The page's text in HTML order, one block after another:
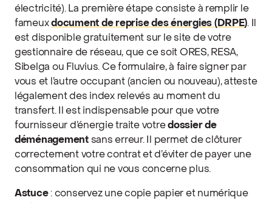
électricité). La première étape consiste à remplir le
fameuxdocument de reprise des énergies (DRPE). Il
est disponible gratuitement sur le site de votre
gestionnaire de réseau, que ce soit ORES, RESA,
Sibelga ou Fluvius. Ce formulaire, à faire signer par
vous et l’autre occupant (ancien ou nouveau), atteste
légalement des index relevés au moment du
transfert. Il est indispensable pour que votre
fournisseur d’énergie traite votredossier de
déménagement sans erreur. Il permet de clôturer
correctement votre contrat et d’éviter de payer une
consommation qui ne vous concerne plus.
Astuce : conservez une copie papier et numérique